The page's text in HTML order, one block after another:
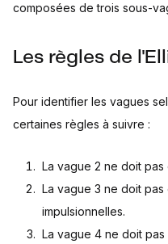
composées de trois sous-
Les règles de
Pour identifier les vagues
certaines règles à suivre :
La vague 2 ne doit
La vague 3 ne doit
impulsionnelles.
La vague 4 ne doit